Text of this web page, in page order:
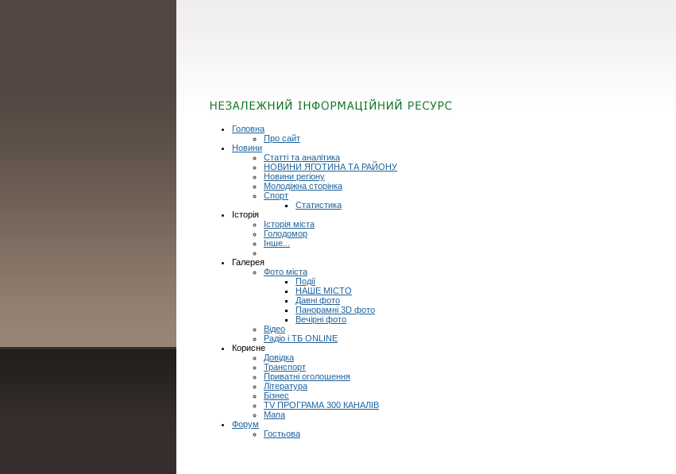
Головна
Про сайт
Новини
Статті та аналітика
НОВИНИ ЯГОТИНА ТА РАЙОНУ
Новини регіону
Молодіжна сторінка
Спорт
Статистика
Історія
Історія міста
Голодомор
Інше...
Галерея
Фото міста
Події
НАШЕ МІСТО
Давні фото
Панорамні 3D фото
Вечірні фото
Відео
Радіо і ТБ ONLINE
Корисне
Довідка
Транспорт
Приватні оголошення
Література
Бізнес
TV ПРОГРАМА 300 КАНАЛІВ
Мапа
Форум
Гостьова